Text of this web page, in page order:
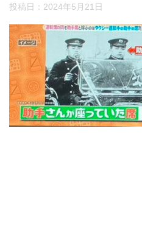
投稿日： 2024年5月21日